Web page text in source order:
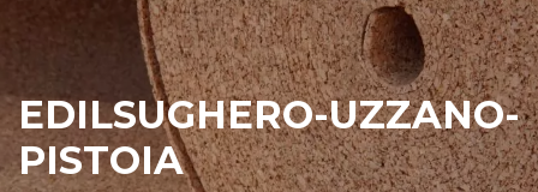
EDILSUGHERO-UZZANO-
PISTOIA